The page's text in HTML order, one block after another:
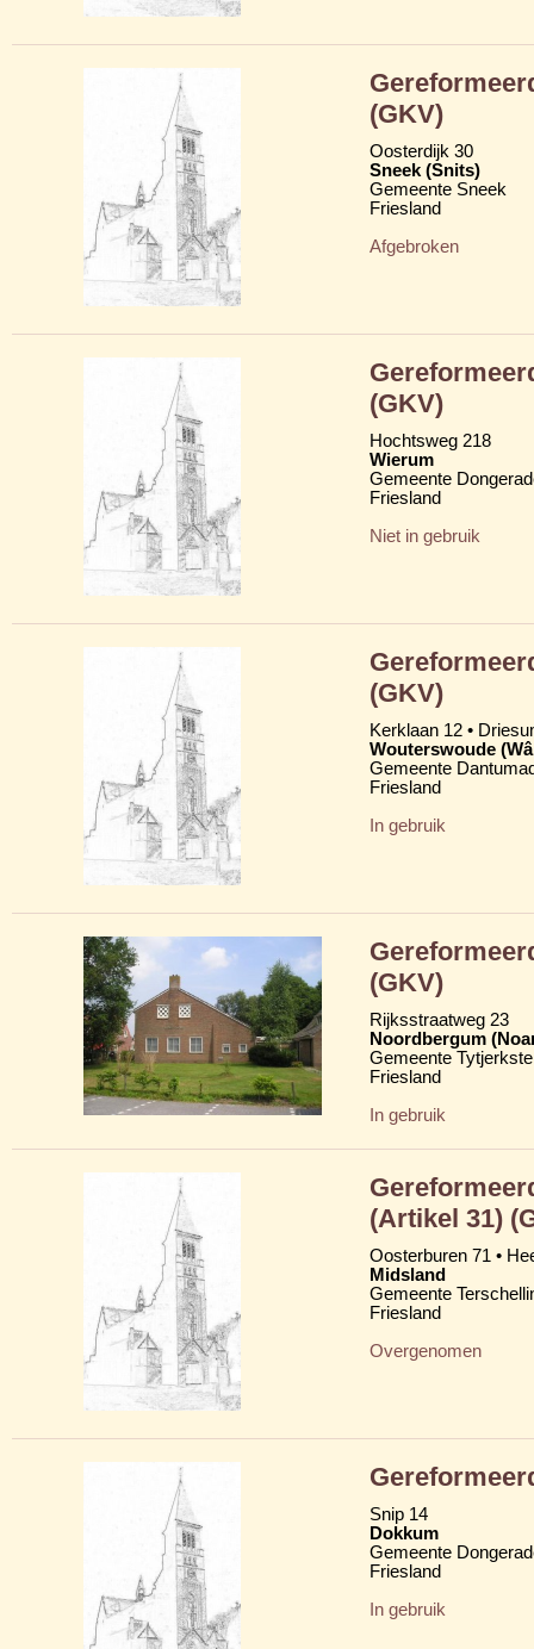
(GKV)
Oosterdijk 30
Sneek (Snits)
Gemeente Sneek
Friesland
Afgebroken
(GKV)
Hochtsweg 218
Wierum
Gemeente
Friesland
Niet in gebruik
(GKV)
Kerklaan 12 •
Wouterswoude
Gemeente
Friesland
In gebruik
(GKV)
Rijksstraatweg 23
Noordbergum
Gemeente
Friesland
In gebruik
(Artikel 31)
Oosterburen 71 •
Midsland
Gemeente
Friesland
Overgenomen
Snip 14
Dokkum
Gemeente
Friesland
In gebruik